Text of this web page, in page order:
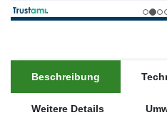
Beschreibung
Weitere Details